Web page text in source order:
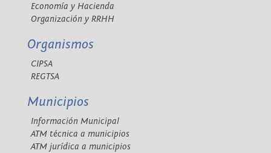
Economía y Hacienda
Organización y RRHH
Organismos
CIPSA
REGTSA
Municipios
Información Municipal
ATM técnica a municipios
ATM jurídica a municipios